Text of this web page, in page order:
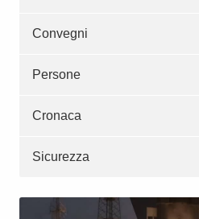
Convegni
Persone
Cronaca
Sicurezza